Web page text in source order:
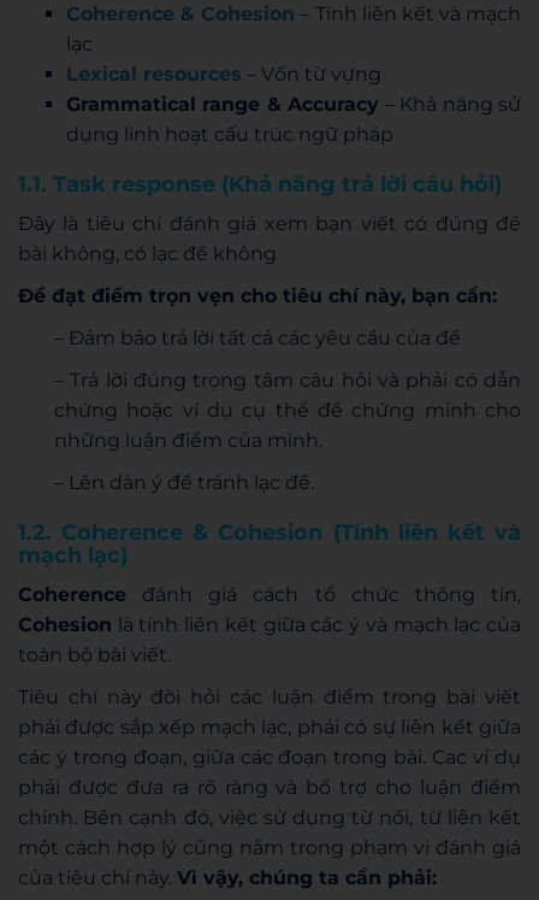
Coherence & Cohesion – Tính liên kết và mạch
lạc
Lexical resources – Vốn từ vựng
Grammatical range & Accuracy – Khả năng sử
dụng linh hoạt cấu trúc ngữ pháp
1.1. Task response (Khả năng trả lời câu hỏi)
Đây là tiêu chí đánh giá xem bạn viết có đúng đề
bài không, có lạc đề không
Để đạt điểm trọn vẹn cho tiêu chí này, bạn cần:
– Đảm bảo trả lời tất cả các yêu cầu của đề
– Trả lời đúng trọng tâm câu hỏi và phải có dẫn
chứng hoặc ví dụ cụ thể để chứng minh cho
những luận điểm của mình.
– Lên dàn ý để tránh lạc đề.
1.2. Coherence & Cohesion (Tính liên kết và
mạch lạc)
Coherence đánh giá cách tổ chức thông tin,
Cohesion là tính liên kết giữa các ý và mạch lạc của
toàn bộ bài viết.
Tiêu chí này đòi hỏi các luận điểm trong bài viết
phải được sắp xếp mạch lạc, phải có sự liên kết giữa
các ý trong đoạn, giữa các đoạn trong bài. Cac ví dụ
phải được đưa ra rõ ràng và bổ trợ cho luận điểm
chính. Bên cạnh đó, việc sử dụng từ nối, từ liên kết
một cách hợp lý cũng nằm trong phạm vi đánh giá
của tiêu chí này. Vì vậy, chúng ta cần phải: